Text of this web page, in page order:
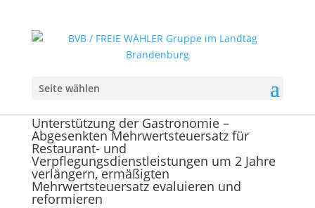
Seite wählen
Unterstützung der Gastronomie –
Abgesenkten Mehrwertsteuersatz für
Restaurant- und
Verpflegungsdienstleistungen um 2 Jahre
verlängern, ermäßigten
Mehrwertsteuersatz evaluieren und
reformieren